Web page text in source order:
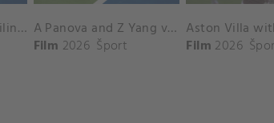
A. Krunic and A. Danilina vs. P. Hon and K. Muchova Match Highlights - BEIJING_Capital Group Diamond ( October 02, 2025)
A Panova and Z Yang vs D Schuurs and E Perez Match Highlights - MADRID_Court 8 ( April 24, 2026)
Film 2026 Šport
Film 2026